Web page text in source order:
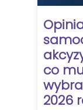
co
2026